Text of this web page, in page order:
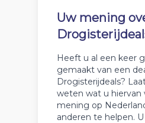
Uw mening
Heeft u al een keer
gemaakt van een
Drogisterijdeals?
weten wat u hiervan
mening op
anderen te helpen.